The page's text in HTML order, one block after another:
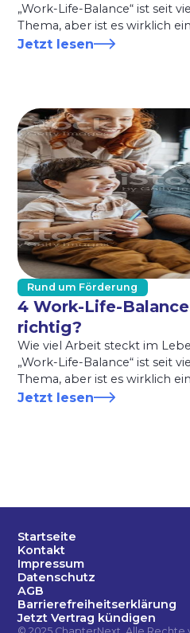
„Work-Life-Balance“ ist seit
Thema, aber ist es wirklich
Jetzt lesen
Rund um Förderung
4 Work-Life-
richtig?
Wie viel Arbeit steckt im
„Work-Life-Balance“ ist seit
Thema, aber ist es wirklich
Jetzt lesen
Startseite
Kontakt
Impressum
Datenschutz
AGB
Barrierefreiheitserklärung
Jetzt Vertrag kündigen